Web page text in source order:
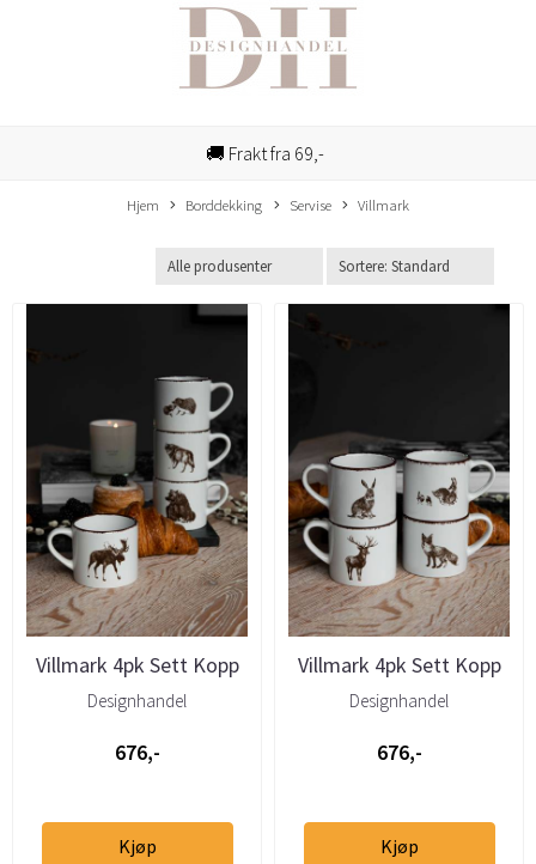
🚚 Frakt fra 69,-
Hjem Borddekking Servise Villmark
Villmark 4pk Sett Kopp
(elg, bjørn, ulv, ...
Designhandel
676,-
Kjøp
Villmark 4pk Sett Kopp
(hare, ekorn, rev, hjort)
Designhandel
676,-
Kjøp